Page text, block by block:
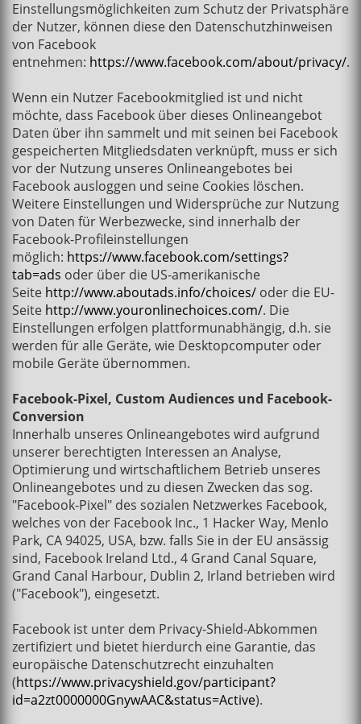
Einstellungsmöglichkeiten zum Schutz der Privatsphäre
der Nutzer, können diese den Datenschutzhinweisen
von Facebook
entnehmen: https://www.facebook.com/about/privacy/.
Wenn ein Nutzer Facebookmitglied ist und nicht
möchte, dass Facebook über dieses Onlineangebot
Daten über ihn sammelt und mit seinen bei Facebook
gespeicherten Mitgliedsdaten verknüpft, muss er sich
vor der Nutzung unseres Onlineangebotes bei
Facebook ausloggen und seine Cookies löschen.
Weitere Einstellungen und Widersprüche zur Nutzung
von Daten für Werbezwecke, sind innerhalb der
Facebook-Profileinstellungen
möglich: https://www.facebook.com/settings?
tab=ads oder über die US-amerikanische
Seite http://www.aboutads.info/choices/ oder die EU-
Seite http://www.youronlinechoices.com/. Die
Einstellungen erfolgen plattformunabhängig, d.h. sie
werden für alle Geräte, wie Desktopcomputer oder
mobile Geräte übernommen.
Facebook-Pixel, Custom Audiences und Facebook-
Conversion
Innerhalb unseres Onlineangebotes wird aufgrund
unserer berechtigten Interessen an Analyse,
Optimierung und wirtschaftlichem Betrieb unseres
Onlineangebotes und zu diesen Zwecken das sog.
"Facebook-Pixel" des sozialen Netzwerkes Facebook,
welches von der Facebook Inc., 1 Hacker Way, Menlo
Park, CA 94025, USA, bzw. falls Sie in der EU ansässig
sind, Facebook Ireland Ltd., 4 Grand Canal Square,
Grand Canal Harbour, Dublin 2, Irland betrieben wird
("Facebook"), eingesetzt.
Facebook ist unter dem Privacy-Shield-Abkommen
zertifiziert und bietet hierdurch eine Garantie, das
europäische Datenschutzrecht einzuhalten
(https://www.privacyshield.gov/participant?
id=a2zt0000000GnywAAC&status=Active).